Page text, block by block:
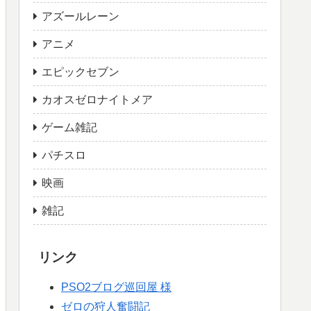
アズールレーン
アニメ
エピックセブン
カオスゼロナイトメア
ゲーム雑記
パチスロ
映画
雑記
リンク
PSO2ブログ巡回屋 様
ゼロの狩人奮闘記